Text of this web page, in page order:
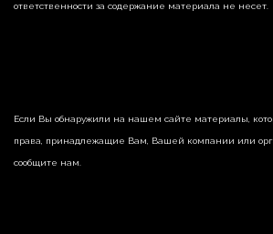
ответственности за содержание материала не несет.
Если Вы обнаружили на нашем сайте материалы,
права, принадлежащие Вам, Вашей компании или
сообщите нам.